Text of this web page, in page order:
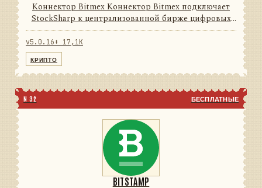
Коннектор Bitmex Коннектор Bitmex подключает
StockSharp к централизованной бирже цифровых
активов. Он переводит данные и операции
провайдера в единую модель сообщений
StockSharp, поэтому приложения мо...
v5.0.16 ⬇ 17,1K
КРИПТО
N 32 БЕСПЛАТНЫЕ
BITSTAMP